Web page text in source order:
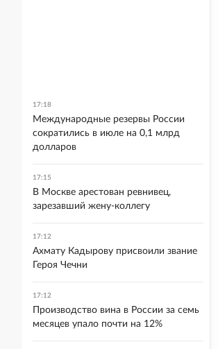
17:18
Международные резервы России
сократились в июле на 0,1 млрд
долларов
17:15
В Москве арестован ревнивец,
зарезавший жену-коллегу
17:12
Ахмату Кадырову присвоили звание
Героя Чечни
17:12
Производство вина в России за семь
месяцев упало почти на 12%